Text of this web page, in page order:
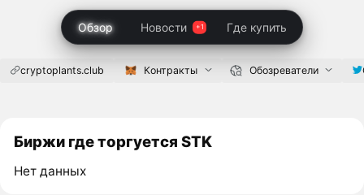
Обзор Новости Где купить
cryptoplants.club Контракты Обозреватели
Биржи где торгуется STK
Нет данных